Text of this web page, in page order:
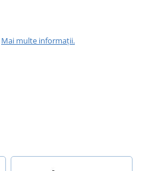
Mai multe informații.